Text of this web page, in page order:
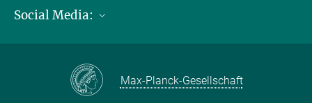
Publikationen
Kontakt und Anfahrtsbeschreibung
Social Media:
Max-Planck-Gesellschaft